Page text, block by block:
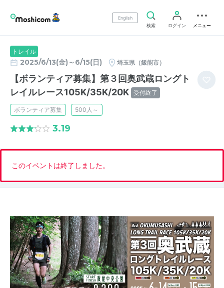
English
検索
ログイン メニュー
トレイル
2025/6/13(金)～6/15(日) 埼玉県（飯能市）
【ボランティア募集】第３回奥武蔵ロングト
レイルレース105K/35K/20K 受付終了
ボランティア募集 500人～
3.19
このイベントは終了しました。